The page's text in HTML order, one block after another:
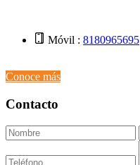
Móvil : 8180965695
Conoce más
Contacto